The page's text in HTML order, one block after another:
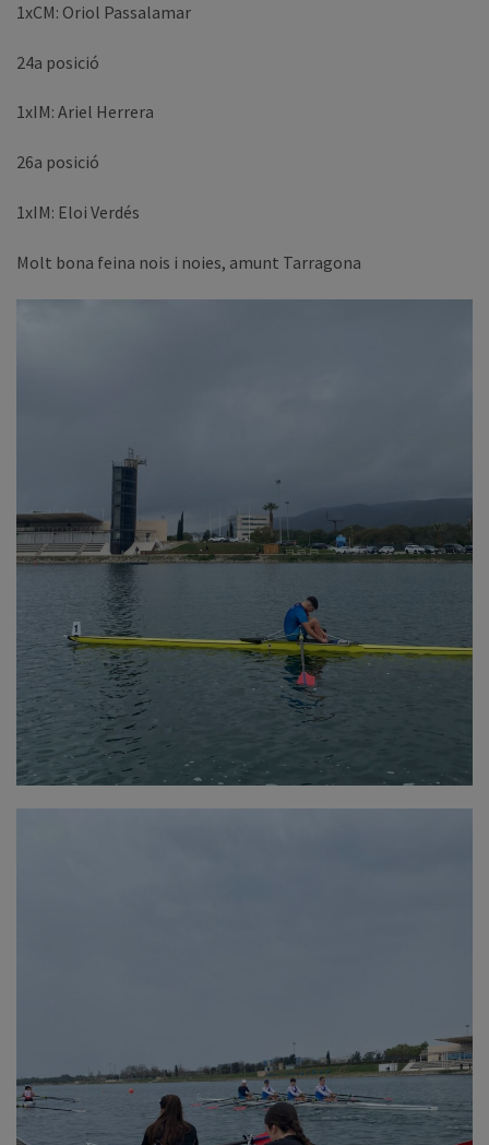
1xCM: Oriol Passalamar
24a posició
1xIM: Ariel Herrera
26a posició
1xIM: Eloi Verdés
Molt bona feina nois i noies, amunt Tarragona